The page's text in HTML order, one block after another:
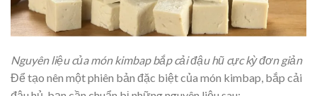
Nguyên liệu của món kimbap bắp cải đậu hũ cực kỳ đơn giản
Để tạo nên một phiên bản đặc biệt của món kimbap, bắp cải